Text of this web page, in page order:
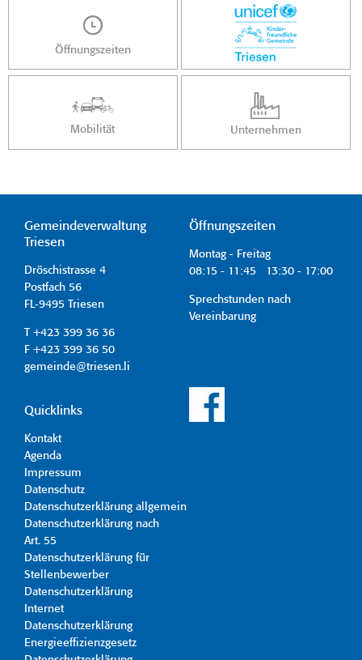
Öffnungszeiten
Mobilität Unternehmen
Gemeindeverwaltung
Triesen
Dröschistrasse 4
Postfach 56
FL-9495 Triesen
T +423 399 36 36
F +423 399 36 50
gemeinde@triesen.li
Öffnungszeiten
Montag - Freitag
08:15 - 11:45 13:30 - 17:00
Sprechstunden nach
Vereinbarung
Quicklinks
Kontakt
Agenda
Impressum
Datenschutz
Datenschutzerklärung allgemein
Datenschutzerklärung nach
Art. 55
Datenschutzerklärung für
Stellenbewerber
Datenschutzerklärung
Internet
Datenschutzerklärung
Energieeffizienzgesetz